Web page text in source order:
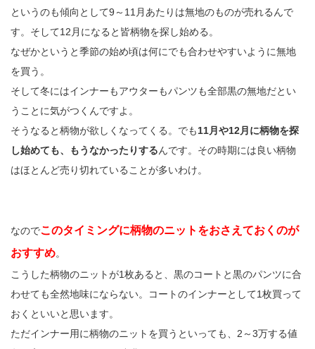
というのも傾向として9～11月あたりは無地のものが売れるんで
す。そして12月になると皆柄物を探し始める。
なぜかというと季節の始め頃は何にでも合わせやすいように無地
を買う。
そして冬にはインナーもアウターもパンツも全部黒の無地だとい
うことに気がつくんですよ。
そうなると柄物が欲しくなってくる。でも11月や12月に柄物を探
し始めても、もうなかったりするんです。その時期には良い柄物
はほとんど売り切れていることが多いわけ。
なのでこのタイミングに柄物のニットをおさえておくのが
おすすめ。
こうした柄物のニットが1枚あると、黒のコートと黒のパンツに合
わせても全然地味にならない。コートのインナーとして1枚買って
おくといいと思います。
ただインナー用に柄物のニットを買うといっても、2～3万する値